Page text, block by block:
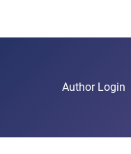
Author Login